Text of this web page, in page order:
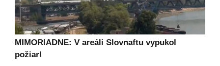
MIMORIADNE: V areáli Slovnaftu vypukol
požiar!